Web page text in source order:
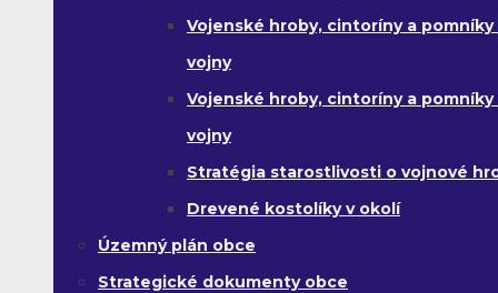
Vojenské hroby, cintoríny a pomníky
vojny
Vojenské hroby, cintoríny a pomníky
vojny
Stratégia starostlivosti o vojnové
Drevené kostolíky v okolí
Územný plán obce
Strategické dokumenty obce